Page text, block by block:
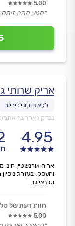
5.00
״הגיע מהר,
אריק שרותי
נבדק לאחרונה
4.95
אריה אורנשטיין
והעסקי. בעזרת
טכנאי גז...
חוות דעת של
5.00